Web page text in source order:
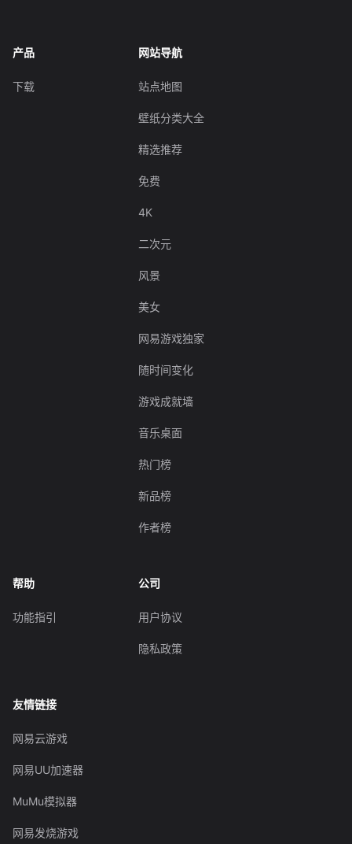
产品
下载
网站导航
站点地图
壁纸分类大全
精选推荐
免费
4K
二次元
风景
美女
网易游戏独家
随时间变化
游戏成就墙
音乐桌面
热门榜
新品榜
作者榜
帮助
功能指引
公司
用户协议
隐私政策
友情链接
网易云游戏
网易UU加速器
MuMu模拟器
网易发烧游戏